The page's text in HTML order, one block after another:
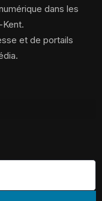
dans les
et de portails